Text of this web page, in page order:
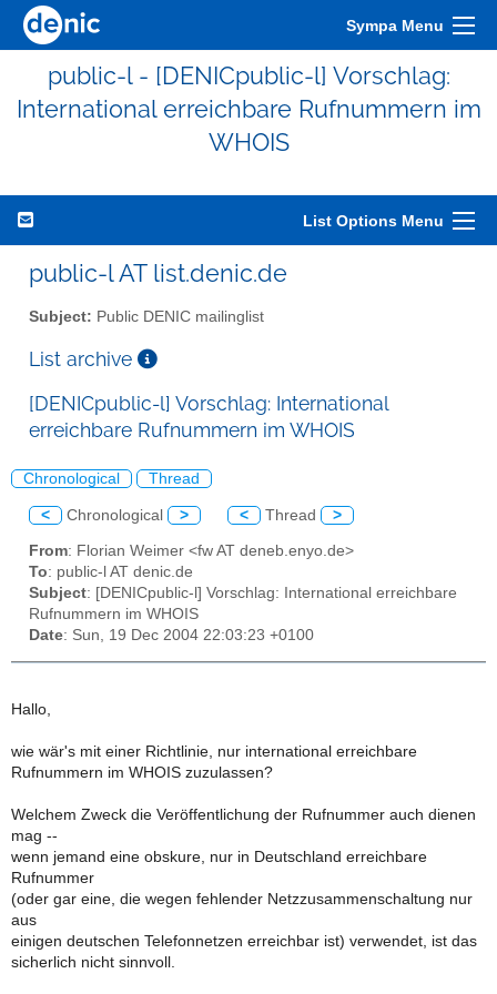
Sympa Menu
public-l - [DENICpublic-l] Vorschlag:
International erreichbare Rufnummern im
WHOIS
List Options Menu
public-l AT list.denic.de
Subject: Public DENIC mailinglist
List archive
[DENICpublic-l] Vorschlag: International
erreichbare Rufnummern im WHOIS
Chronological Thread
< Chronological > < Thread >
From: Florian Weimer <fw AT deneb.enyo.de>
To: public-l AT denic.de
Subject: [DENICpublic-l] Vorschlag: International erreichbare
Rufnummern im WHOIS
Date: Sun, 19 Dec 2004 22:03:23 +0100
Hallo,
wie wär's mit einer Richtlinie, nur international erreichbare
Rufnummern im WHOIS zuzulassen?
Welchem Zweck die Veröffentlichung der Rufnummer auch dienen
mag --
wenn jemand eine obskure, nur in Deutschland erreichbare
Rufnummer
(oder gar eine, die wegen fehlender Netzzusammenschaltung nur
aus
einigen deutschen Telefonnetzen erreichbar ist) verwendet, ist das
sicherlich nicht sinnvoll.